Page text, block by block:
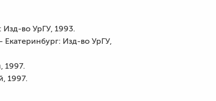
во УрГУ, 1993.
Екатеринбург: Изд-во УрГУ,
1997.
1997.